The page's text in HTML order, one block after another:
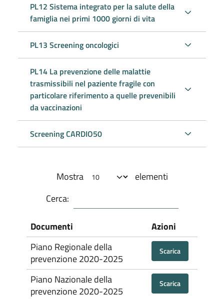
PL12 Sistema integrato per la salute della
famiglia nei primi 1000 giorni di vita
PL13 Screening oncologici
PL14 La prevenzione delle malattie
trasmissibili nel paziente fragile con
particolare riferimento a quelle prevenibili
da vaccinazioni
Screening CARDIO50
Mostra
elementi
Cerca:
Documenti
Azioni
Piano Regionale della
prevenzione 2020-2025
Scarica
Piano Nazionale della
prevenzione 2020-2025
Scarica